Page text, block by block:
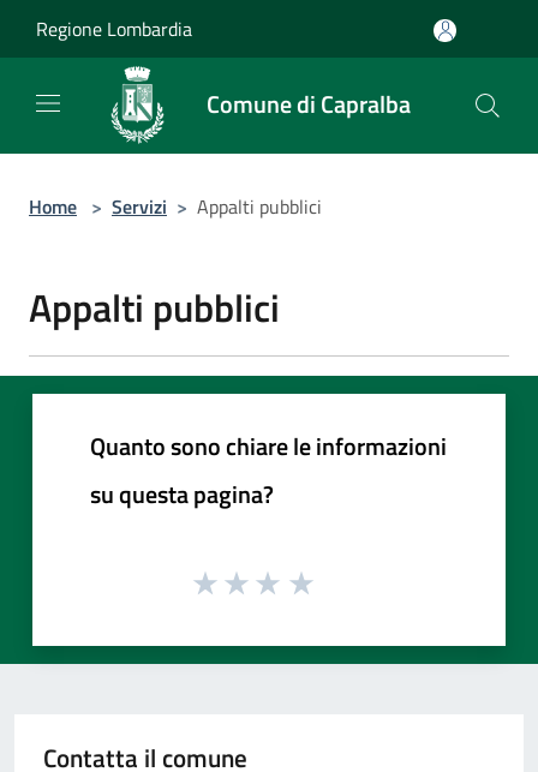
Regione Lombardia
Comune di Capralba
Home > Servizi > Appalti pubblici
Appalti pubblici
Quanto sono chiare le informazioni
su questa pagina?
Contatta il comune